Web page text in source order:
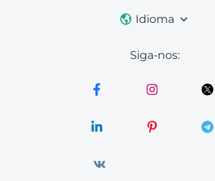
Idioma
Siga-nos: